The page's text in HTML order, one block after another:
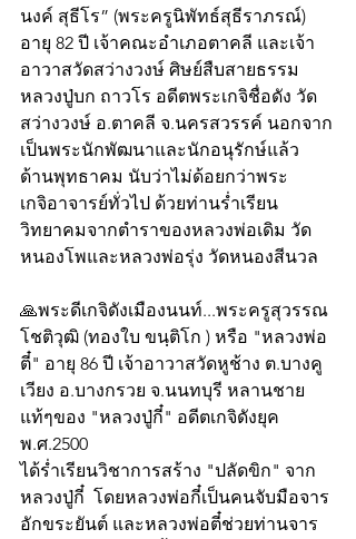
นงค์ สุธีโร” (พระครูนิพัทธ์สุธีราภรณ์)
อายุ 82 ปี เจ้าคณะอำเภอตาคลี และเจ้า
อาวาสวัดสว่างวงษ์ ศิษย์สืบสายธรรม
หลวงปู่บก ถาวโร อดีตพระเกจิชื่อดัง วัด
สว่างวงษ์ อ.ตาคลี จ.นครสวรรค์ นอกจาก
เป็นพระนักพัฒนาและนักอนุรักษ์แล้ว
ด้านพุทธาคม นับว่าไม่ด้อยกว่าพระ
เกจิอาจารย์ทั่วไป ด้วยท่านร่ำเรียน
วิทยาคมจากตำราของหลวงพ่อเดิม วัด
หนองโพและหลวงพ่อรุ่ง วัดหนองสีนวล
🙏พระดีเกจิดังเมืองนนท์...พระครูสุวรรณ
โชติวุฒิ (ทองใบ ขนฺติโก ) หรือ "หลวงพ่อ
ตี๋" อายุ 86 ปี เจ้าอาวาสวัดหูช้าง ต.บางคู
เวียง อ.บางกรวย จ.นนทบุรี หลานชาย
แท้ๆของ "หลวงปู่กี๋" อดีตเกจิดังยุค
พ.ศ.2500
ได้ร่ำเรียนวิชาการสร้าง "ปลัดขิก" จาก
หลวงปู่กี๋  โดยหลวงพ่อกี๋เป็นคนจับมือจาร
อักขระยันต์ และหลวงพ่อตี๋ช่วยท่านจาร